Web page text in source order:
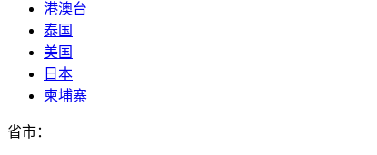
港澳台
泰国
美国
日本
柬埔寨
省市：